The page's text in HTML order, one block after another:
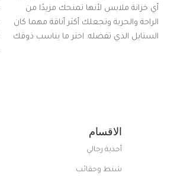
أي خزانة ملابس لأنها تمنحك مزيدًا من
الراحة والحرية وتجعلك أكثر أناقة مهما كان
الستايل الذي تفضله. اختر ما يناسب ذوقك
الاقسام
أحذية رجالي
شنط وحقائب